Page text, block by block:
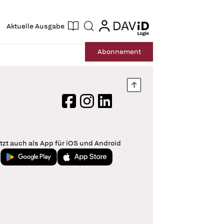
Aktuelle Ausgabe Suche login
login
Abonnement
Nach oben springen
FacebookInstagram
LinkedIn
auch als App für iOS und Android
Jetzt bei Google PlayLaden im App Store